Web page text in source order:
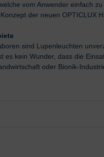
vom Anwender einfach
der neuen OPTICLUX
sind Lupenleuchten
es kein Wunder, dass die
oder Bionik-